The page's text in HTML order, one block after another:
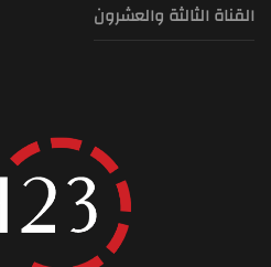
القناة الثالثة والعشرون